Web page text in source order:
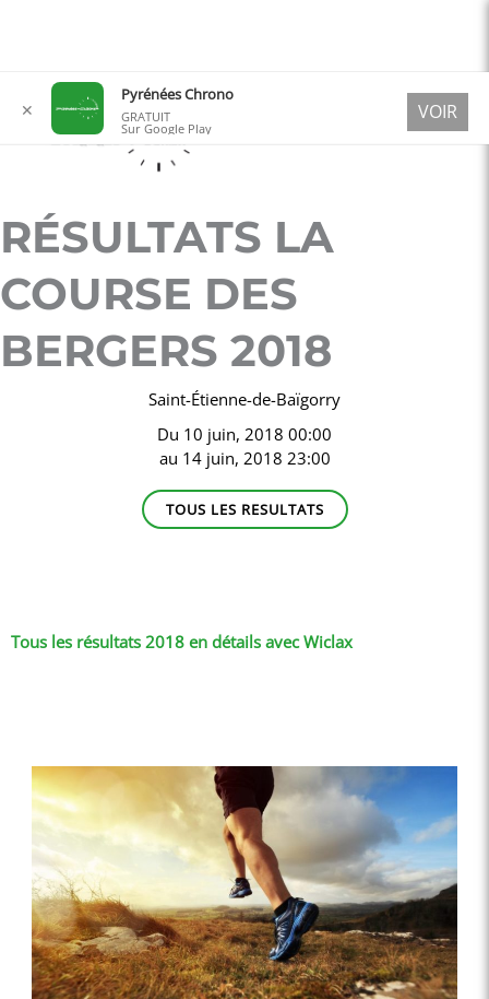
contenu
RÉSULTATS LA
COURSE DES
BERGERS 2018
Saint-Étienne-de-Baïgorry
Du 10 juin, 2018 00:00
au 14 juin, 2018 23:00
TOUS LES RESULTATS
Tous les résultats 2018 en détails avec Wiclax
✕
Pyrénées Chrono
GRATUIT
Sur Google Play
VOIR